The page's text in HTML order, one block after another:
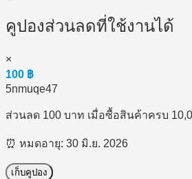
คูปองส่วนลดที่ใช้งานได้
×
100 ฿
5nmuqe47
ส่วนลด 100 บาท เมื่อซื้อสินค้าครบ
⏰ หมดอายุ: 30 มิ.ย. 2026
เก็บคูปอง